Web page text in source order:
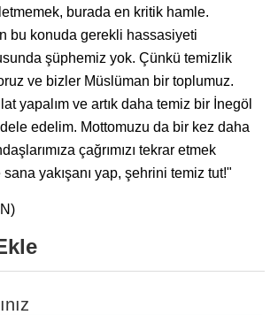
burada en kritik hamle.
bu konuda gerekli hassasiyeti
şüphemiz yok. Çünkü temizlik
ve bizler Müslüman bir toplumuz.
yapalım ve artık daha temiz bir İnegöl
edelim. Mottomuzu da bir kez daha
çağrımızı tekrar etmek
yakışanı yap, şehrini temiz tut!"